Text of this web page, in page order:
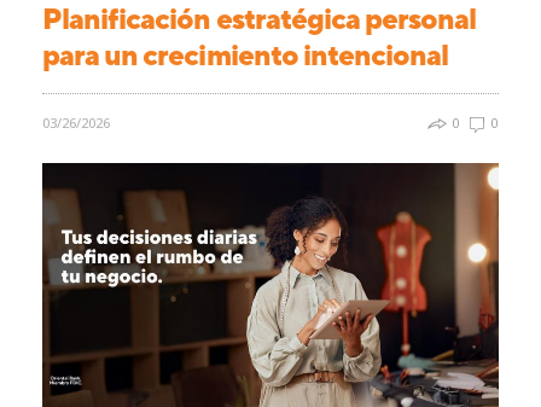
Planificación estratégica personal
para un crecimiento intencional
03/26/2026 0 0